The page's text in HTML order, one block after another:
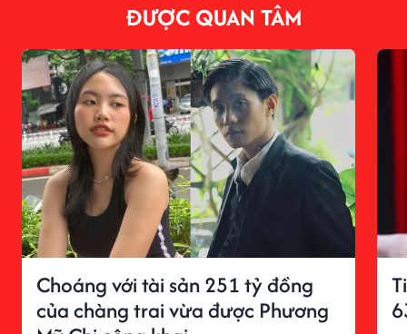
ĐƯỢC QUAN TÂM
Choáng với tài sản 251 tỷ đồng
của chàng trai vừa được Phương